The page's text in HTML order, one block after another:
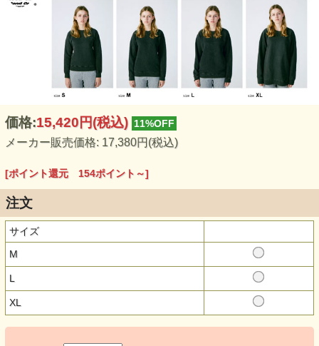
価格:15,420円(税込) 11%OFF
メーカー販売価格: 17,380円(税込)
[ポイント還元 154ポイント～]
注文
サイズ
M
L
XL